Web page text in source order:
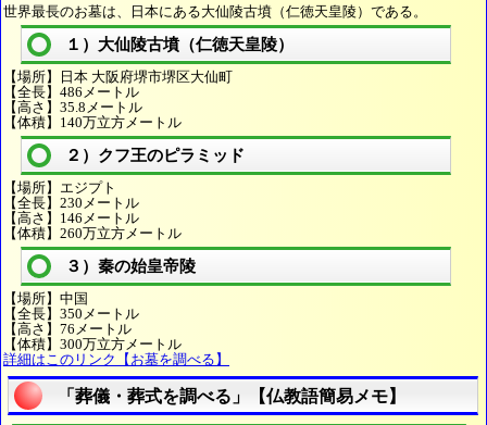
世界最長のお墓は、日本にある大仙陵古墳（仁徳天皇陵）である。
１）大仙陵古墳（仁徳天皇陵）
【場所】日本 大阪府堺市堺区大仙町
【全長】486メートル
【高さ】35.8メートル
【体積】140万立方メートル
２）クフ王のピラミッド
【場所】エジプト
【全長】230メートル
【高さ】146メートル
【体積】260万立方メートル
３）秦の始皇帝陵
【場所】中国
【全長】350メートル
【高さ】76メートル
【体積】300万立方メートル
詳細はこのリンク【お墓を調べる】
「葬儀・葬式を調べる」【仏教語簡易メモ】